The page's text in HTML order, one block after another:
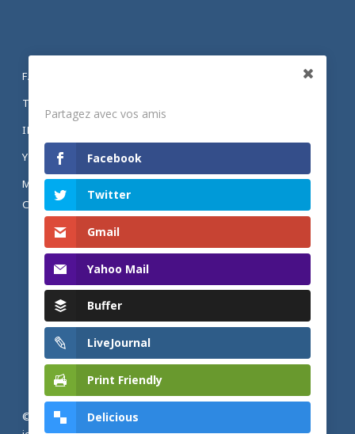
FACEBOOK
TWITTER
INSTAGRAM
YOUTUBE
MENTIONS LÉGALES ET POLITIQUE DE
CONFIDENTIALITÉ
© 2026 Actualités adventistes. Église adventiste du septième
Partagez avec vos amis
Facebook
Twitter
Gmail
Yahoo Mail
Buffer
LiveJournal
Print Friendly
Delicious